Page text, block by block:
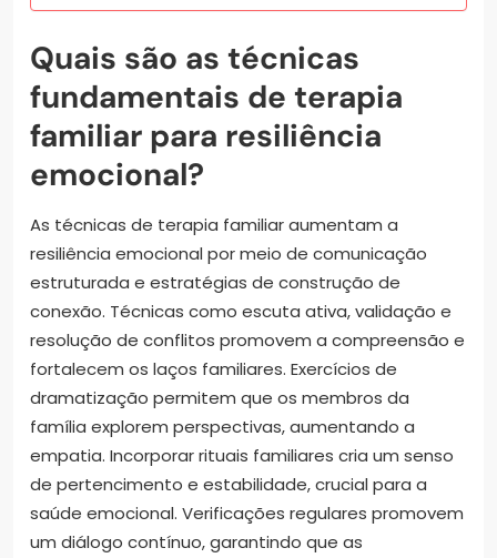
Quais são as técnicas
fundamentais de terapia
familiar para resiliência
emocional?
As técnicas de terapia familiar aumentam a
resiliência emocional por meio de comunicação
estruturada e estratégias de construção de
conexão. Técnicas como escuta ativa, validação e
resolução de conflitos promovem a compreensão e
fortalecem os laços familiares. Exercícios de
dramatização permitem que os membros da
família explorem perspectivas, aumentando a
empatia. Incorporar rituais familiares cria um senso
de pertencimento e estabilidade, crucial para a
saúde emocional. Verificações regulares promovem
um diálogo contínuo, garantindo que as